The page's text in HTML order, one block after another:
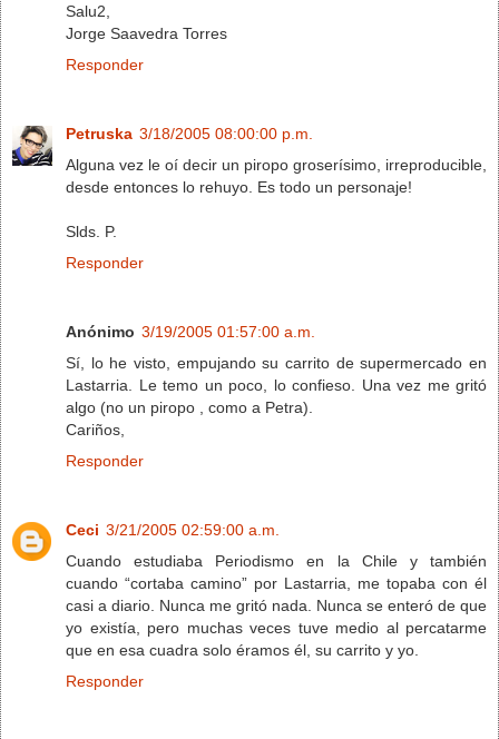
Salu2,
Jorge Saavedra Torres
Responder
Petruska 3/18/2005 08:00:00 p.m.
Alguna vez le oí decir un piropo groserísimo, irreproducible,
desde entonces lo rehuyo. Es todo un personaje!
Slds. P.
Responder
Anónimo 3/19/2005 01:57:00 a.m.
Sí, lo he visto, empujando su carrito de supermercado en
Lastarria. Le temo un poco, lo confieso. Una vez me gritó
algo (no un piropo , como a Petra).
Cariños,
Responder
Ceci 3/21/2005 02:59:00 a.m.
Cuando estudiaba Periodismo en la Chile y también
cuando “cortaba camino” por Lastarria, me topaba con él
casi a diario. Nunca me gritó nada. Nunca se enteró de que
yo existía, pero muchas veces tuve medio al percatarme
que en esa cuadra solo éramos él, su carrito y yo.
Responder